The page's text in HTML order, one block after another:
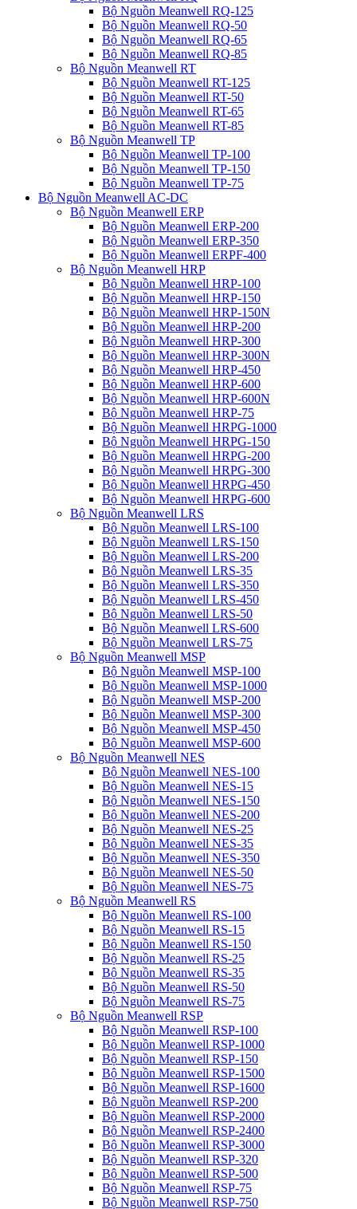
Bộ Nguồn Meanwell RQ-125
Bộ Nguồn Meanwell RQ-50
Bộ Nguồn Meanwell RQ-65
Bộ Nguồn Meanwell RQ-85
Bộ Nguồn Meanwell RT
Bộ Nguồn Meanwell RT-125
Bộ Nguồn Meanwell RT-50
Bộ Nguồn Meanwell RT-65
Bộ Nguồn Meanwell RT-85
Bộ Nguồn Meanwell TP
Bộ Nguồn Meanwell TP-100
Bộ Nguồn Meanwell TP-150
Bộ Nguồn Meanwell TP-75
Bộ Nguồn Meanwell AC-DC
Bộ Nguồn Meanwell ERP
Bộ Nguồn Meanwell ERP-200
Bộ Nguồn Meanwell ERP-350
Bộ Nguồn Meanwell ERPF-400
Bộ Nguồn Meanwell HRP
Bộ Nguồn Meanwell HRP-100
Bộ Nguồn Meanwell HRP-150
Bộ Nguồn Meanwell HRP-150N
Bộ Nguồn Meanwell HRP-200
Bộ Nguồn Meanwell HRP-300
Bộ Nguồn Meanwell HRP-300N
Bộ Nguồn Meanwell HRP-450
Bộ Nguồn Meanwell HRP-600
Bộ Nguồn Meanwell HRP-600N
Bộ Nguồn Meanwell HRP-75
Bộ Nguồn Meanwell HRPG-1000
Bộ Nguồn Meanwell HRPG-150
Bộ Nguồn Meanwell HRPG-200
Bộ Nguồn Meanwell HRPG-300
Bộ Nguồn Meanwell HRPG-450
Bộ Nguồn Meanwell HRPG-600
Bộ Nguồn Meanwell LRS
Bộ Nguồn Meanwell LRS-100
Bộ Nguồn Meanwell LRS-150
Bộ Nguồn Meanwell LRS-200
Bộ Nguồn Meanwell LRS-35
Bộ Nguồn Meanwell LRS-350
Bộ Nguồn Meanwell LRS-450
Bộ Nguồn Meanwell LRS-50
Bộ Nguồn Meanwell LRS-600
Bộ Nguồn Meanwell LRS-75
Bộ Nguồn Meanwell MSP
Bộ Nguồn Meanwell MSP-100
Bộ Nguồn Meanwell MSP-1000
Bộ Nguồn Meanwell MSP-200
Bộ Nguồn Meanwell MSP-300
Bộ Nguồn Meanwell MSP-450
Bộ Nguồn Meanwell MSP-600
Bộ Nguồn Meanwell NES
Bộ Nguồn Meanwell NES-100
Bộ Nguồn Meanwell NES-15
Bộ Nguồn Meanwell NES-150
Bộ Nguồn Meanwell NES-200
Bộ Nguồn Meanwell NES-25
Bộ Nguồn Meanwell NES-35
Bộ Nguồn Meanwell NES-350
Bộ Nguồn Meanwell NES-50
Bộ Nguồn Meanwell NES-75
Bộ Nguồn Meanwell RS
Bộ Nguồn Meanwell RS-100
Bộ Nguồn Meanwell RS-15
Bộ Nguồn Meanwell RS-150
Bộ Nguồn Meanwell RS-25
Bộ Nguồn Meanwell RS-35
Bộ Nguồn Meanwell RS-50
Bộ Nguồn Meanwell RS-75
Bộ Nguồn Meanwell RSP
Bộ Nguồn Meanwell RSP-100
Bộ Nguồn Meanwell RSP-1000
Bộ Nguồn Meanwell RSP-150
Bộ Nguồn Meanwell RSP-1500
Bộ Nguồn Meanwell RSP-1600
Bộ Nguồn Meanwell RSP-200
Bộ Nguồn Meanwell RSP-2000
Bộ Nguồn Meanwell RSP-2400
Bộ Nguồn Meanwell RSP-3000
Bộ Nguồn Meanwell RSP-320
Bộ Nguồn Meanwell RSP-500
Bộ Nguồn Meanwell RSP-75
Bộ Nguồn Meanwell RSP-750